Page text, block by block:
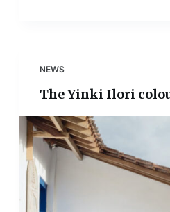
NEWS
The Yinki Ilori